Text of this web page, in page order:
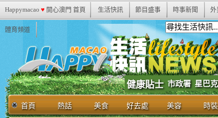
Happymacao ♥ 開心澳門 首頁 生活快訊 節目盛事 時事新聞 外
體育頻道
健康貼士 市政署 星巴克
首頁 熱話 美食 好去處 美容 時裝